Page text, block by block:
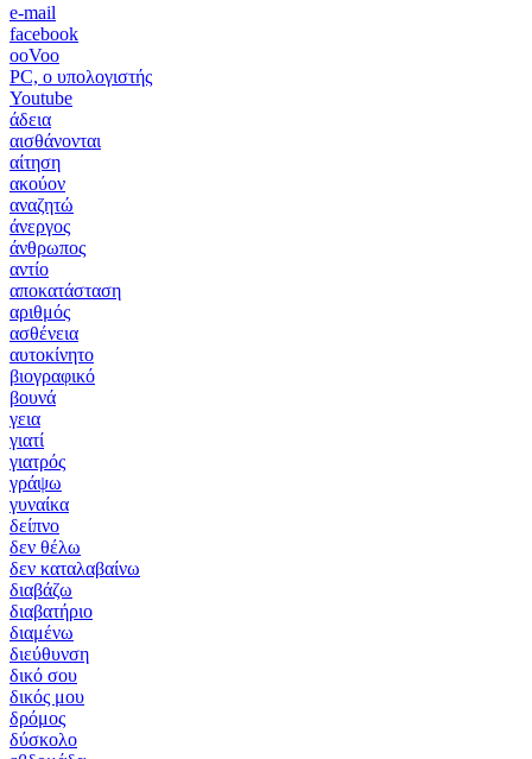
e-mail
facebook
ooVoo
PC, ο υπολογιστής
Youtube
άδεια
αισθάνονται
αίτηση
ακούον
αναζητώ
άνεργος
άνθρωπος
αντίο
αποκατάσταση
αριθμός
ασθένεια
αυτοκίνητο
βιογραφικό
βουνά
γεια
γιατί
γιατρός
γράψω
γυναίκα
δείπνο
δεν θέλω
δεν καταλαβαίνω
διαβάζω
διαβατήριο
διαμένω
διεύθυνση
δικό σου
δικός μου
δρόμος
δύσκολο